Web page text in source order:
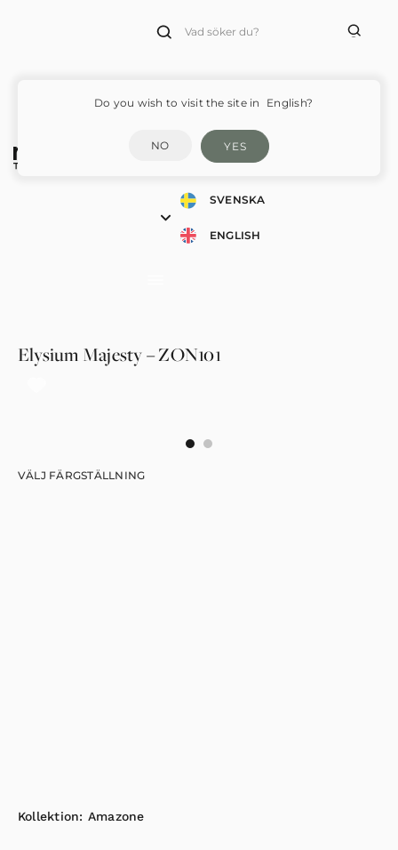
SVENSKA
ENGLISH
Elysium Majesty – ZON101
Kollektion: Amazone
VÄLJ FÄRGSTÄLLNING
Do you wish to visit the site in English?
NO YES